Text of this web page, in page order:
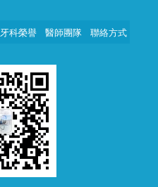
牙科榮譽 醫師團隊 聯絡方式